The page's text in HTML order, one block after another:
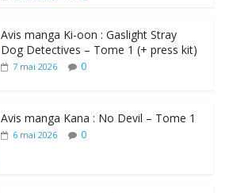
Avis manga Ki-oon : Gaslight Stray
Dog Detectives – Tome 1 (+ press kit)
7 mai 2026 0
Avis manga Kana : No Devil – Tome 1
6 mai 2026 0